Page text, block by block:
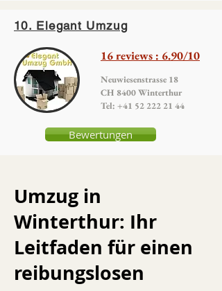
10. Elegant Umzug
16 reviews : 6.90/10
Neuwiesenstrasse 18
CH 8400 Winterthur
Tel: +41 52 222 21 44
Bewertungen
Umzug in
Winterthur: Ihr
Leitfaden für einen
reibungslosen